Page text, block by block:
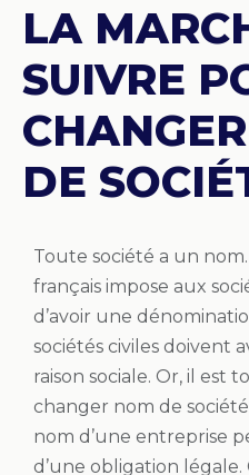
LA
SUIVRE
DE
Toute société a un
français impose aux
d’avoir une
sociétés civiles doivent
raison sociale. Or, il est
changer nom de
nom d’une entreprise
d’une obligation légale.